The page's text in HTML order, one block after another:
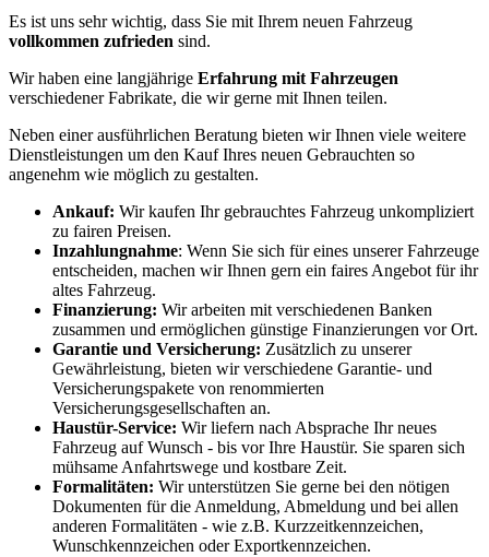
Es ist uns sehr wichtig, dass Sie mit Ihrem neuen Fahrzeug
vollkommen zufrieden sind.
Wir haben eine langjährige Erfahrung mit Fahrzeugen
verschiedener Fabrikate, die wir gerne mit Ihnen teilen.
Neben einer ausführlichen Beratung bieten wir Ihnen viele weitere
Dienstleistungen um den Kauf Ihres neuen Gebrauchten so
angenehm wie möglich zu gestalten.
Ankauf: Wir kaufen Ihr gebrauchtes Fahrzeug unkompliziert
zu fairen Preisen.
Inzahlungnahme: Wenn Sie sich für eines unserer Fahrzeuge
entscheiden, machen wir Ihnen gern ein faires Angebot für ihr
altes Fahrzeug.
Finanzierung: Wir arbeiten mit verschiedenen Banken
zusammen und ermöglichen günstige Finanzierungen vor Ort.
Garantie und Versicherung: Zusätzlich zu unserer
Gewährleistung, bieten wir verschiedene Garantie- und
Versicherungspakete von renommierten
Versicherungsgesellschaften an.
Haustür-Service: Wir liefern nach Absprache Ihr neues
Fahrzeug auf Wunsch - bis vor Ihre Haustür. Sie sparen sich
mühsame Anfahrtswege und kostbare Zeit.
Formalitäten: Wir unterstützen Sie gerne bei den nötigen
Dokumenten für die Anmeldung, Abmeldung und bei allen
anderen Formalitäten - wie z.B. Kurzzeitkennzeichen,
Wunschkennzeichen oder Exportkennzeichen.